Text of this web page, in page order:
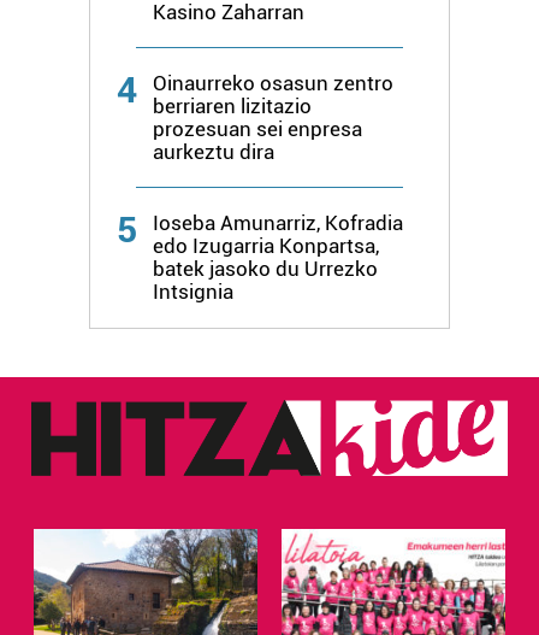
Kasino Zaharran
4
Oinaurreko osasun zentro
berriaren lizitazio
prozesuan sei enpresa
aurkeztu dira
5
Ioseba Amunarriz, Kofradia
edo Izugarria Konpartsa,
batek jasoko du Urrezko
Intsignia